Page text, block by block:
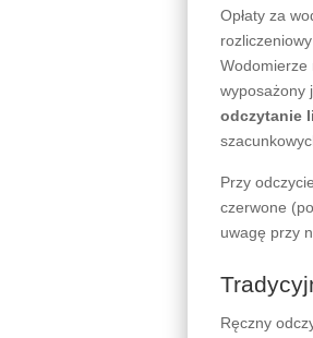
Opłaty za
Wodomierze
wyposażony
odczytanie
Przy
czerwone
uwagę przy
Ręczny